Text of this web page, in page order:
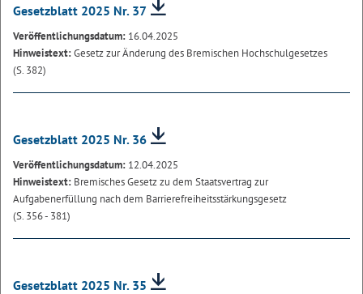
Gesetzblatt 2025 Nr. 37
Veröffentlichungsdatum: 16.04.2025
Hinweistext:Gesetz zur Änderung des Bremischen Hochschulgesetzes
(S. 382)
Gesetzblatt 2025 Nr. 36
Veröffentlichungsdatum: 12.04.2025
Hinweistext: Bremisches Gesetz zu dem Staatsvertrag zur
Aufgabenerfüllung nach dem Barrierefreiheitsstärkungsgesetz
(S. 356 - 381)
Gesetzblatt 2025 Nr. 35